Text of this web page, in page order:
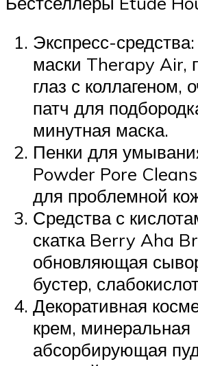
Экспресс-
маски Therapy Air,
глаз с
патч для
минутная маска.
Пенки для
Powder Pore
для проблемной
Средства с
скатка Berry Aha
обновляющая
бустер,
Декоративная
крем, минеральная
абсорбирующая